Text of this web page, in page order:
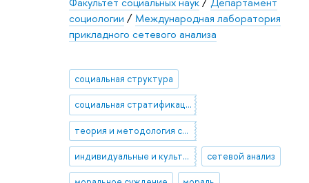
социологии /Международная лаборатория
прикладного сетевого анализа
социальная структура
социальная стратификация
теория и методология социологии
индивидуальные и культурные ценности сетевой анализ